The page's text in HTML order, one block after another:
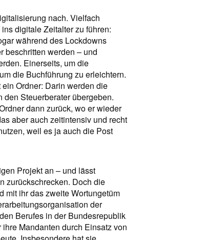
nach. Vielfach
digitale Zeitalter zu führen:
während des Lockdowns
beschritten werden – und
Einerseits, um die
die Buchführung zu erleichtern.
Ordner: Darin werden die
Steuerberater übergeben.
dann zurück, wo er wieder
aber auch zeitintensiv und recht
weil es ja auch die Post
Projekt an – und lässt
zurückschrecken. Doch die
mit ihr das zweite Wortungetüm
der
Berufes in der Bundesrepublik
Mandanten durch Einsatz von